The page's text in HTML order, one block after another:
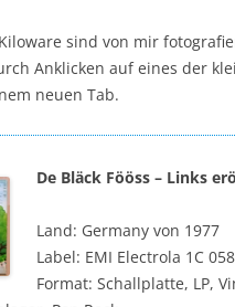
sind von mir
Anklicken auf eines der
neuen Tab.
De Bläck Fööss ‎– Links
Land: Germany von 1977
Label: EMI Electrola 1C
Format: Schallplatte, LP,